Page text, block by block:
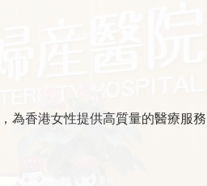
為香港女性提供高質量的醫療服